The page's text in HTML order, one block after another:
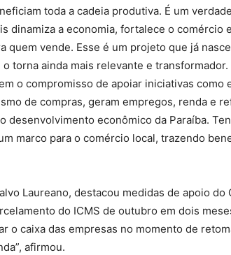
toda a cadeia produtiva. É um
dinamiza a economia, fortalece o comércio
quem vende. Esse é um projeto que já
torna ainda mais relevante e transformador.
o compromisso de apoiar iniciativas como
de compras, geram empregos, renda e
desenvolvimento econômico da Paraíba.
marco para o comércio local, trazendo
Laureano, destacou medidas de apoio do
do ICMS de outubro em dois
o caixa das empresas no momento de
afirmou.